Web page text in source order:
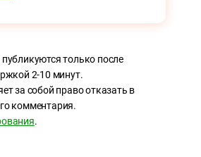
только после
2-10 минут.
за собой право отказать в
комментария.
.